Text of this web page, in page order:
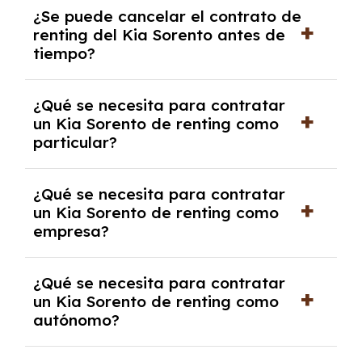
tendrás que pagar ningún tipo de entrada
salvo en casos que lo exija el proveedor
debido al resultado del estudio de viabilidad
económica.
¿Se puede cancelar el contrato de
renting del Kia Sorento antes de
tiempo?
pero puede haber penalizaciones por
cancelación anticipada. Es importante revisar
las condiciones del contrato y hablar con un
experto que te asesore.
¿Qué se necesita para contratar
un Kia Sorento de renting como
particular?
y, en algunos casos, una consulta de solvencia
crediticia y un pago inicial.
¿Qué se necesita para contratar
un Kia Sorento de renting como
empresa?
documentación financiera y, en algunos
casos, un informe de solvencia de la empresa
y un pago inicial.
¿Qué se necesita para contratar
un Kia Sorento de renting como
autónomo?